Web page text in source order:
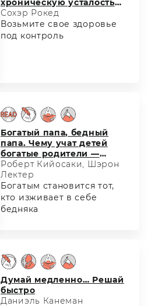
хроническую усталость
и вернуть себе силу,
энергию и радость
жизни
Сохэр Рокед
Возьмите свое здоровье
под контроль
Богатый папа, бедный
папа. Чему учат детей
богатые родители —
и не учат бедные!
Роберт Кийосаки, Шэрон
Лектер
Богатым становится тот,
кто изживает в себе
бедняка
Думай медленно… Решай
быстро
Даниэль Канеман